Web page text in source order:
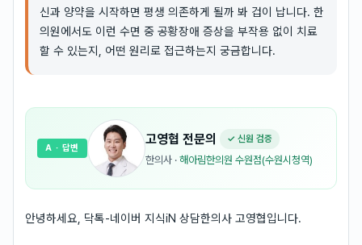
신과 양약을 시작하면 평생 의존하게 될까 봐 겁이 납니다. 한
의원에서도 이런 수면 중 공황장애 증상을 부작용 없이 치료
할 수 있는지, 어떤 원리로 접근하는지 궁금합니다.
고영협 전문의 ✓ 신원 검증
한의사 · 해아림한의원 수원점(수원시청역)
A · 답변
안녕하세요, 닥톡-네이버 지식iN 상담한의사 고영협입니다.